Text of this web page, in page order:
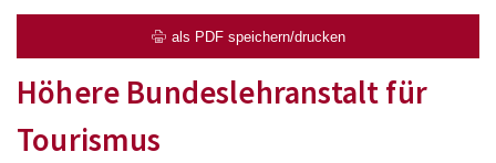
als PDF speichern/drucken
Höhere Bundeslehranstalt für
Tourismus